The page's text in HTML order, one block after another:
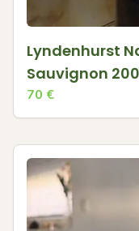
Lyndenhurst
Sauvignon
70 €